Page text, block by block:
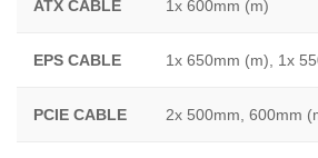
ATX CABLE 1x 600mm (m)
EPS CABLE 1x 650mm (m), 1x
PCIE CABLE 2x 500mm, 600mm